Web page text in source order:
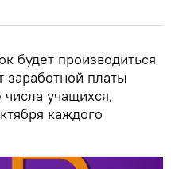
будет производиться
заработной платы
учащихся,
каждого